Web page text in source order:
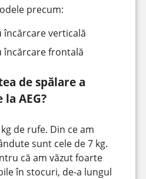
precum:
încărcare verticală
încărcare frontală
de spălare a
AEG?
de rufe. Din ce am
sunt cele de 7 kg.
că am văzut foarte
în stocuri, de-a lungul